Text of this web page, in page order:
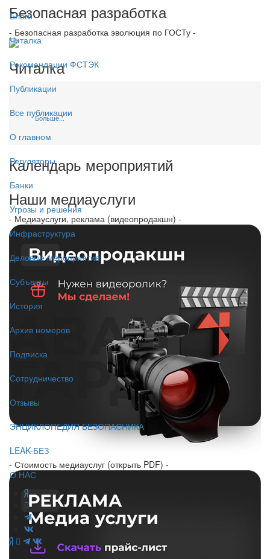
Блоги
Читалка
Рекомендации ФСТЭК
Публикации
Все публикации
О главном
Регуляторы
Банки
Угрозы и решения
Инфраструктура
Деловые мероприятия
Субъекты
История
Архив номеров
Подписка
Сотрудничество
Отзывы
ЭНЦИКЛОПЕДИЯ БЕЗОПАСНИКА
LEAK-БЕЗ
О НАС
Безопасная разработка
- Безопасная разработка эволюция по ГОСТу -
Читалка
Больше...
Календарь мероприятий
Наши медиауслуги
- Медиауслуги, реклама (видеопродакшн) -
- Стоимость медиауслуг (открыть PDF) -